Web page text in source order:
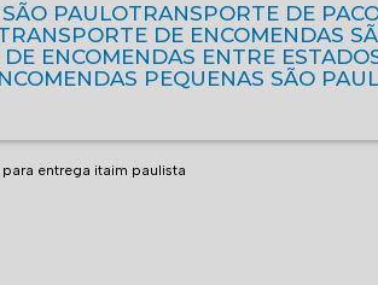
SÃO PAULO
TRANSPORTE DE
TRANSPORTE DE ENCOMENDAS
DE ENCOMENDAS ENTRE
PEQUENAS SÃO
entrega itaim paulista